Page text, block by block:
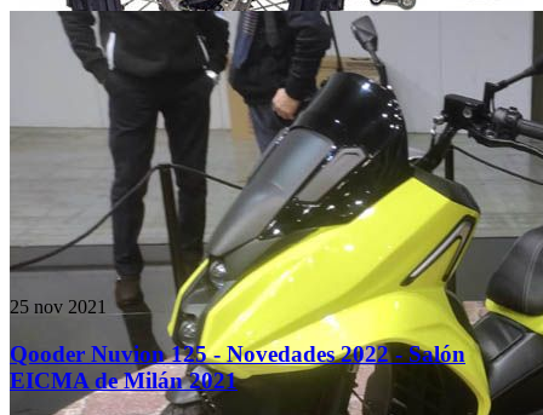
25 nov 2021
Qooder Nuvion 125 - Novedades 2022 - Salón
EICMA de Milán 2021